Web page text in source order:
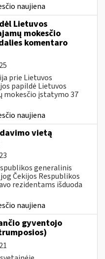
naujiena
Lietuvos
mokesčio
komentaro
prie Lietuvos
papildė Lietuvos
mokesčio įstatymo 37
naujiena
vietą
generalinis
Čekijos Respublikos
rezidentams išduoda
naujiena
gyventojo